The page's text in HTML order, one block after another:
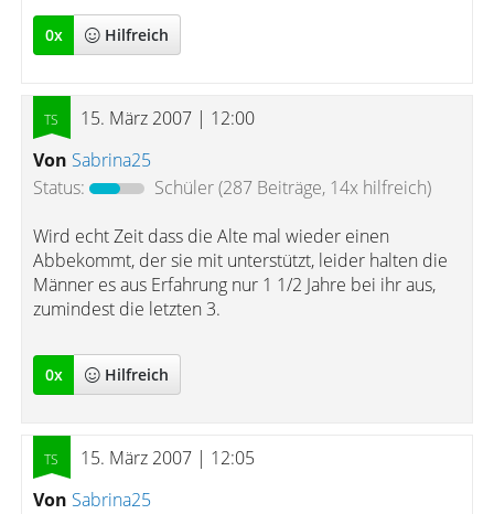
0x Hilfreich
15. März 2007 | 12:00
Von Sabrina25
Status:
Schüler(287 Beiträge, 14x hilfreich)
Wird echt Zeit dass die Alte mal wieder einen
Abbekommt, der sie mit unterstützt, leider halten die
Männer es aus Erfahrung nur 1 1/2 Jahre bei ihr aus,
zumindest die letzten 3.
0x Hilfreich
15. März 2007 | 12:05
Von Sabrina25